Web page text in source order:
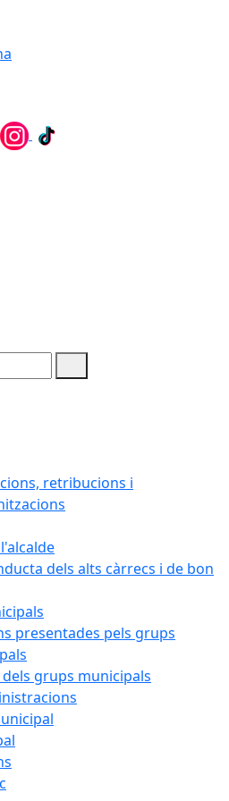
retribucions i
dels alts càrrecs i de bon
presentades pels grups
grups municipals